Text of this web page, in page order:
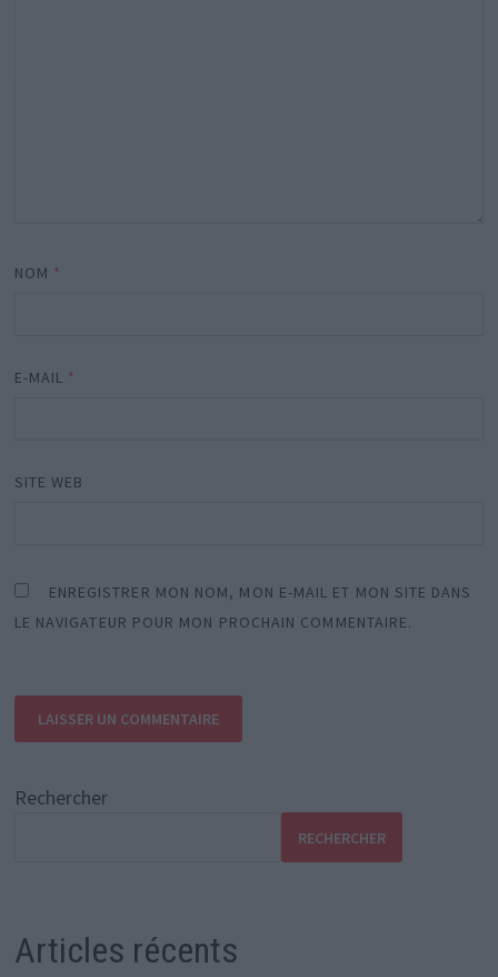
NOM *
E-MAIL *
SITE WEB
ENREGISTRER MON NOM, MON E-MAIL ET MON SITE DANS
LE NAVIGATEUR POUR MON PROCHAIN COMMENTAIRE.
Rechercher
RECHERCHER
Articles récents